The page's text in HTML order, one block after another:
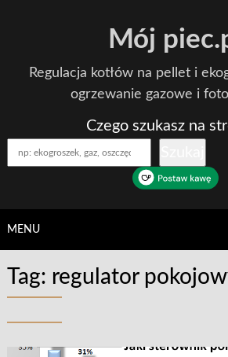
Mój
Regulacja kotłów na pellet i
ogrzewanie gazowe i
Czego szukasz na
MENU
Tag: regulator